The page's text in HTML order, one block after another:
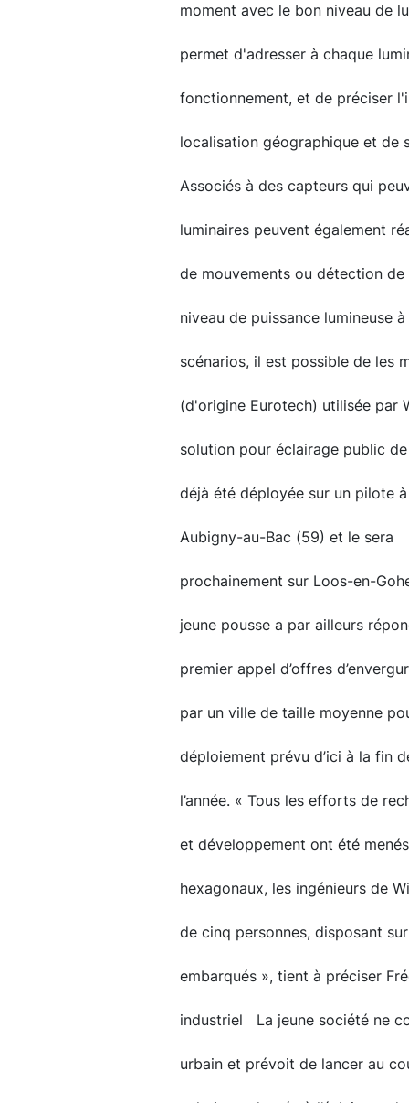
moment avec le bon niveau de
permet d'adresser à chaque
fonctionnement, et de préciser
localisation géographique et de
Associés à des capteurs qui
luminaires peuvent également
de mouvements ou détection
niveau de puissance lumineuse
scénarios, il est possible de les
(d'origine Eurotech) utilisée
solution pour éclairage public
déjà été déployée sur un pilote à
Aubigny-au-Bac (59) et le sera
prochainement sur Loos-en-
jeune pousse a par ailleurs
premier appel d’offres
par un ville de taille moyenne
déploiement prévu d’ici à la fin
l’année. « Tous les efforts de
et développement ont été
hexagonaux, les ingénieurs de
de cinq personnes, disposant
embarqués », tient à préciser
industriel La jeune société ne
urbain et prévoit de lancer au